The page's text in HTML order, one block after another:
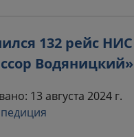
132 рейс НИС
Водяницкий»
13 августа 2024 г.